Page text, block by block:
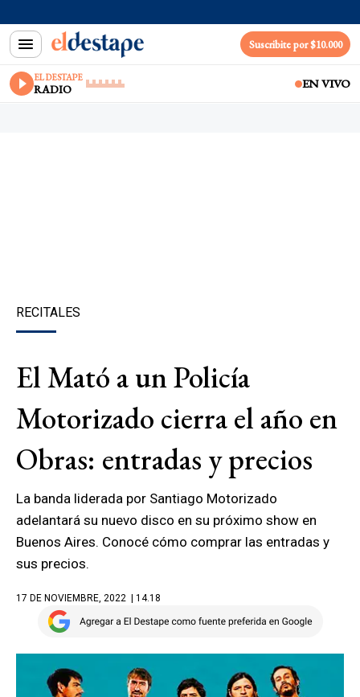
Suscribite por $10.000
EL DESTAPE
RADIO EN VIVO
RECITALES
El Mató a un Policía
Motorizado cierra el año en
Obras: entradas y precios
La banda liderada por Santiago Motorizado
adelantará su nuevo disco en su próximo show en
Buenos Aires. Conocé cómo comprar las entradas y
sus precios.
17 DE NOVIEMBRE, 2022 | 14.18